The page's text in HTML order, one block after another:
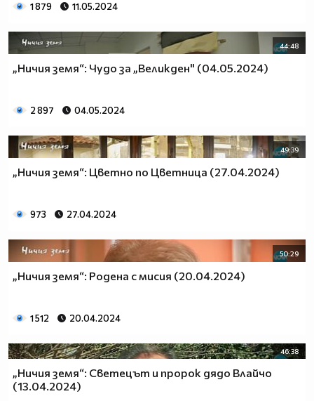
1 879 11.05.2024
44:48
„Ничия земя“: Чудо за „Великден" (04.05.2024)
2 897 04.05.2024
49:39
„Ничия земя“: Цветно по Цветница (27.04.2024)
973 27.04.2024
50:29
„Ничия земя“: Родена с мисия (20.04.2024)
1 512 20.04.2024
46:38
„Ничия земя“: Светецът и пророк дядо Влайчо
(13.04.2024)